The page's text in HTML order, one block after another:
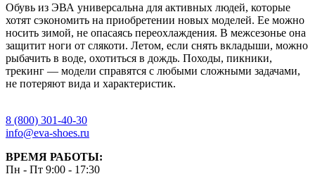
Обувь из ЭВА универсальна для активных людей, которые
хотят сэкономить на приобретении новых моделей. Ее можно
носить зимой, не опасаясь переохлаждения. В межсезонье она
защитит ноги от слякоти. Летом, если снять вкладыши, можно
рыбачить в воде, охотиться в дождь. Походы, пикники,
трекинг — модели справятся с любыми сложными задачами,
не потеряют вида и характеристик.
8 (800) 301-40-30
info@eva-shoes.ru
ВРЕМЯ РАБОТЫ:
Пн - Пт 9:00 - 17:30